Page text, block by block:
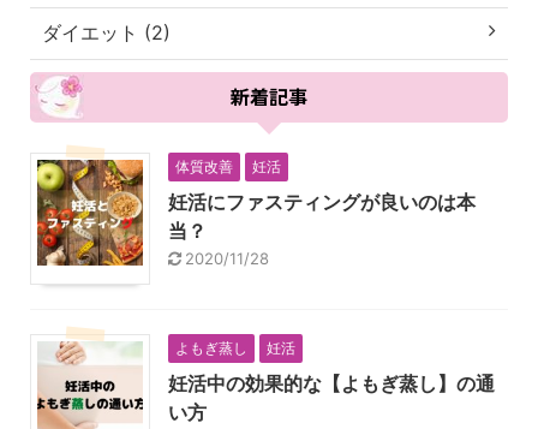
ダイエット (2)
新着記事
体質改善 妊活
妊活にファスティングが良いのは本
当？
2020/11/28
よもぎ蒸し 妊活
妊活中の効果的な【よもぎ蒸し】の通
い方